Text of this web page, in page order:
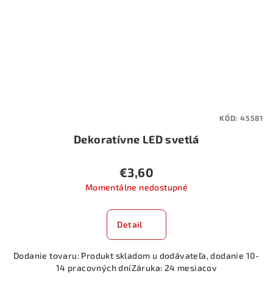
Dekoratívne LED svetlá
€3,60
Momentálne nedostupné
Detail
Dodanie tovaru: Produkt skladom u dodávateľa, dodanie 10-
14 pracovných dníZáruka: 24 mesiacov
KÓD: 45581